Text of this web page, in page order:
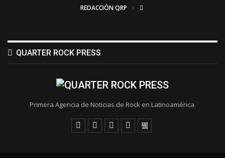
REDACCIÓN QRP
QUARTER ROCK PRESS
Primera Agencia de Noticias de Rock en Latinoamérica.